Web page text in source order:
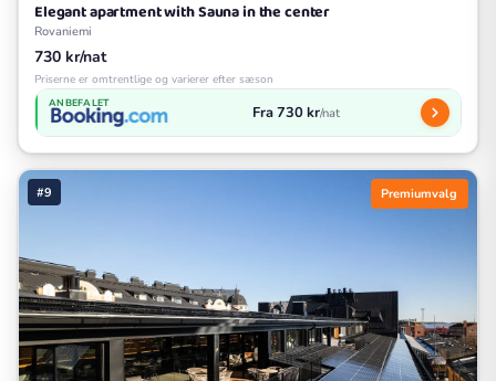
Elegant apartment with Sauna in the center
Rovaniemi
730 kr/nat
Priserne er omtrentlige og varierer efter sæson
ANBEFALET Fra 730 kr/nat
#9 Premiumvalg